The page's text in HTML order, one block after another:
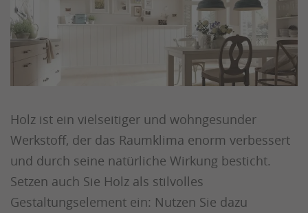
Holz ist ein vielseitiger und wohngesunder
Werkstoff, der das Raumklima enorm verbessert
und durch seine natürliche Wirkung besticht.
Setzen auch Sie Holz als stilvolles
Gestaltungselement ein: Nutzen Sie dazu